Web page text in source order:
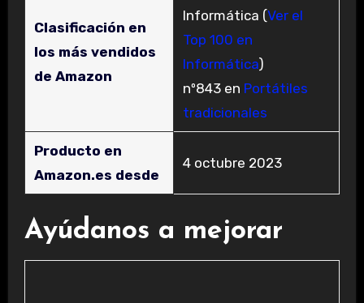
Clasificación en
los más vendidos
de Amazon
Informática (Ver el
Top 100 en
Informática)
nº843 en Portátiles
tradicionales
Producto en
Amazon.es desde
4 octubre 2023
Ayúdanos a mejorar